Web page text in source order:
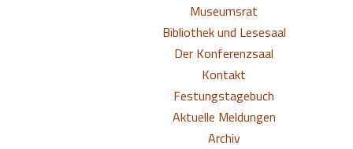
Museumsrat
Bibliothek und Lesesaal
Der Konferenzsaal
Kontakt
Festungstagebuch
Aktuelle Meldungen
Archiv